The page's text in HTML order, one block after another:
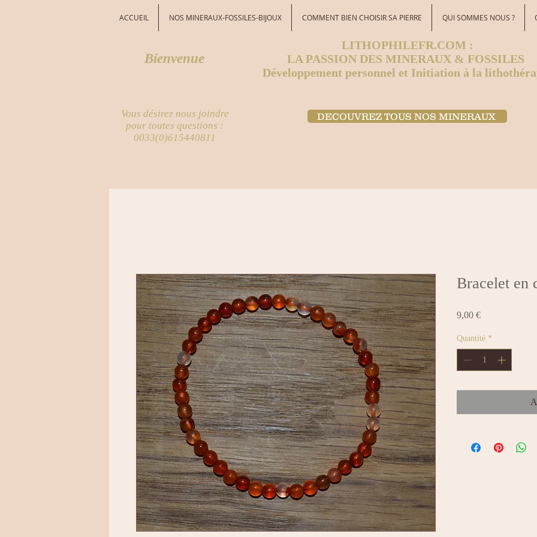
ACCUEIL NOS MINERAUX-FOSSILES-BIJOUX COMMENT BIEN CHOISIR SA PIERRE QUI SOMMES NOUS ?
LITHOPHILEFR.COM :
LA PASSION DES MINERAUX & FOSSILES
Développement personnel et Initiation à la
Bienvenue
Vous désirez nous joindre
pour toutes questions :
0033(0)615440811
DECOUVREZ TOUS NOS MINERAUX ​
Bracelet en
9,00 €Prix
Quantité *